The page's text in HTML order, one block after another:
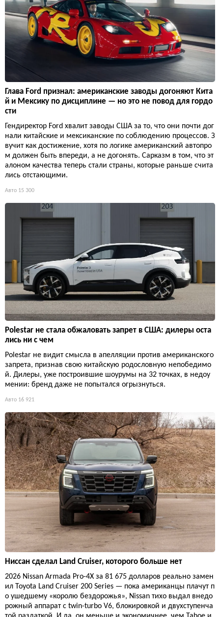
Глава Ford признал: американские заводы догоняют Кита
й и Мексику по дисциплине — но это не повод для гордо
сти
Гендиректор Ford хвалит заводы США за то, что они почти дог
нали китайские и мексиканские по соблюдению процессов. З
вучит как достижение, хотя по логике американский автопро
м должен быть впереди, а не догонять. Сарказм в том, что эт
алоном качества теперь стали страны, которые раньше счита
лись отстающими.
Авто 15 300
Polestar не стала обжаловать запрет в США: дилеры оста
лись ни с чем
Polestar не видит смысла в апелляции против американского
запрета, признав свою китайскую родословную непобедимо
й. Дилеры, уже построившие шоурумы на 32 точках, в недоу
мении: бренд даже не попытался огрызнуться.
Авто 16 921
Ниссан сделал Land Cruiser, которого больше нет
2026 Nissan Armada Pro-4X за 81 675 долларов реально замен
ил Toyota Land Cruiser 200 Series — пока американцы плачут п
о ушедшему «королю бездорожья», Nissan тихо выдал внедо
рожный аппарат с twin-turbo V6, блокировкой и двухступенча